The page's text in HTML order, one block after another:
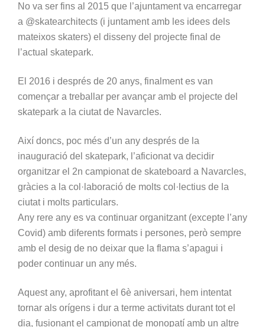
No va ser fins al 2015 que l’ajuntament va encarregar
a @skatearchitects (i juntament amb les idees dels
mateixos skaters) el disseny del projecte final de
l’actual skatepark.
El 2016 i després de 20 anys, finalment es van
començar a treballar per avançar amb el projecte del
skatepark a la ciutat de Navarcles.
Així doncs, poc més d’un any després de la
inauguració del skatepark, l’aficionat va decidir
organitzar el 2n campionat de skateboard a Navarcles,
gràcies a la col·laboració de molts col·lectius de la
ciutat i molts particulars.
Any rere any es va continuar organitzant (excepte l’any
Covid) amb diferents formats i persones, però sempre
amb el desig de no deixar que la flama s’apagui i
poder continuar un any més.
Aquest any, aprofitant el 6è aniversari, hem intentat
tornar als orígens i dur a terme activitats durant tot el
dia, fusionant el campionat de monopatí amb un altre